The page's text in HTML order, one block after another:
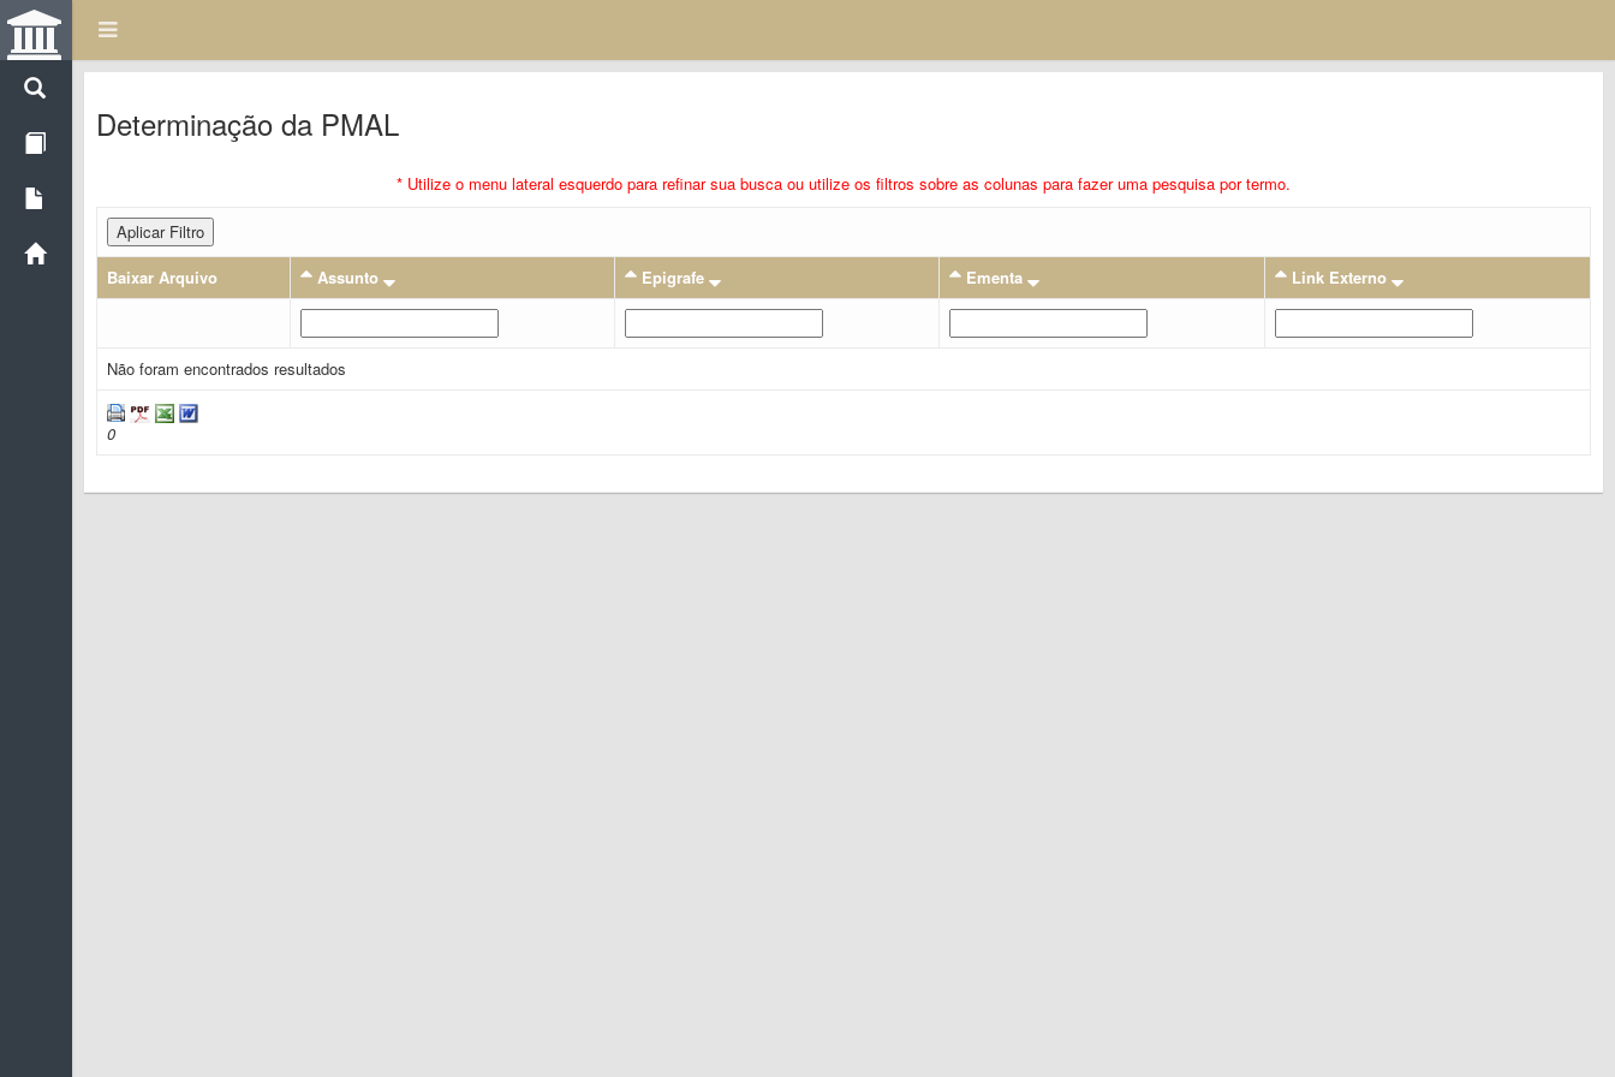
Determinação da PMAL
* Utilize o menu lateral esquerdo para refinar sua busca ou utilize os filtros sobre as colunas para fazer uma pesquisa por termo.
Aplicar Filtro
Baixar Arquivo
Assunto Epigrafe Ementa Link Externo
Não foram encontrados resultados
0